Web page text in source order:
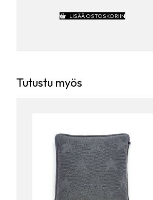
LISÄÄ OSTOSKORIIN
Tutustu myös